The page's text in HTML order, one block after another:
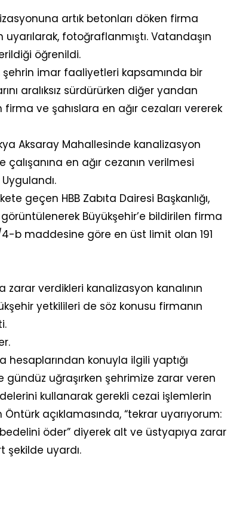
artık betonları döken firma
fotoğraflanmıştı. Vatandaşın
öğrenildi.
imar faaliyetleri kapsamında bir
aralıksız sürdürürken diğer yandan
ve şahıslara en ağır cezaları vererek
Aksaray Mahallesinde kanalizasyon
en ağır cezanın verilmesi
geçen HBB Zabıta Dairesi Başkanlığı,
Büyükşehir’e bildirilen firma
b maddesine göre en üst limit olan 191
verdikleri kanalizasyon kanalının
yetkilileri de söz konusu firmanın
konuyla ilgili yaptığı
gündüz uğraşırken şehrimize zarar veren
kullanarak gerekli cezai işlemlerin
Öntürk açıklamasında, “tekrar uyarıyorum:
öder” diyerek alt ve üstyapıya zarar
şekilde uyardı.